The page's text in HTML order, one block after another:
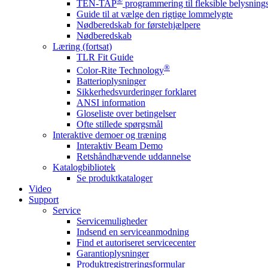
TEN-TAP
programmering til fleksible
Guide til at vælge den rigtige lommelygte
Nødberedskab for førstehjælpere
Nødberedskab
Læring (fortsat)
TLR Fit Guide
Color-Rite Technology®
Batterioplysninger
Sikkerhedsvurderinger forklaret
ANSI information
Gloseliste over betingelser
Ofte stillede spørgsmål
Interaktive demoer og træning
Interaktiv Beam Demo
Retshåndhævende uddannelse
Katalogbibliotek
Se produktkataloger
Video
Support
Service
Servicemuligheder
Indsend en serviceanmodning
Find et autoriseret servicecenter
Garantioplysninger
Produktregistreringsformular